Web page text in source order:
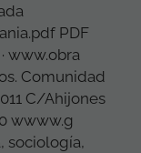
PDF
www.obra
Comunidad
C/Ahijones
wwww.g
sociología,